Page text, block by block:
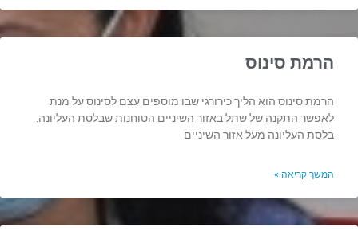
הרמת סינוס
הרמת סינוס הוא הליך כירורגי שבו מוספים עצם לסינוס על מנת
לאפשר התקנה של שתל באזור השיניים הטוחנות שבלסת העליונה.
בלסת העליונה מעל אזור השיניים
המשך קריאה »